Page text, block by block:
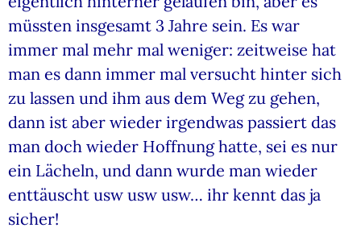
müssten insgesamt 3 Jahre sein. Es war
immer mal mehr mal weniger: zeitweise hat
man es dann immer mal versucht hinter sich
zu lassen und ihm aus dem Weg zu gehen,
dann ist aber wieder irgendwas passiert das
man doch wieder Hoffnung hatte, sei es nur
ein Lächeln, und dann wurde man wieder
enttäuscht usw usw usw… ihr kennt das ja
sicher!